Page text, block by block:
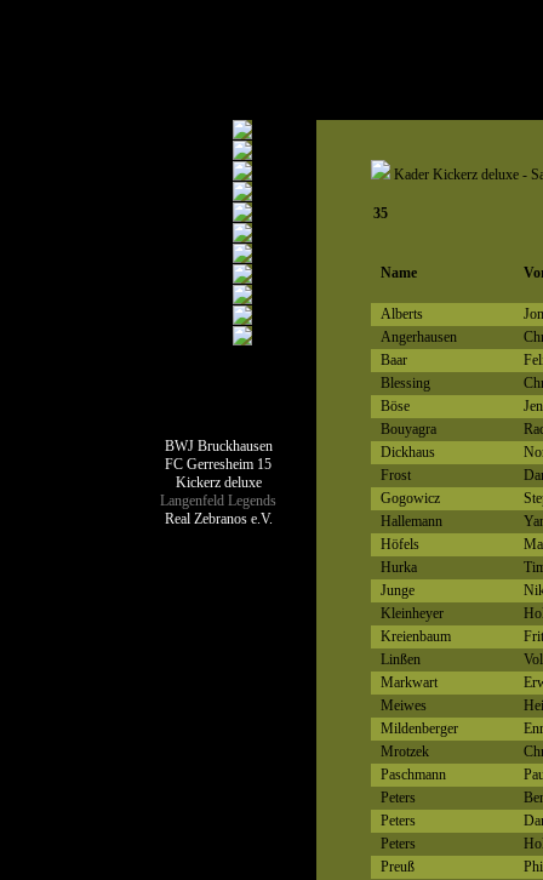
BWJ Bruckhausen
FC Gerresheim 15
Kickerz deluxe
Langenfeld Legends
Real Zebranos e.V.
Kader Kickerz deluxe -
35
Name
Alberts
Angerhausen
Baar
Blessing
Böse
Bouyagra
Dickhaus
Frost
Gogowicz
Hallemann
Höfels
Hurka
Junge
Kleinheyer
Kreienbaum
Linßen
Markwart
Meiwes
Mildenberger
Mrotzek
Paschmann
Peters
Peters
Peters
Preuß